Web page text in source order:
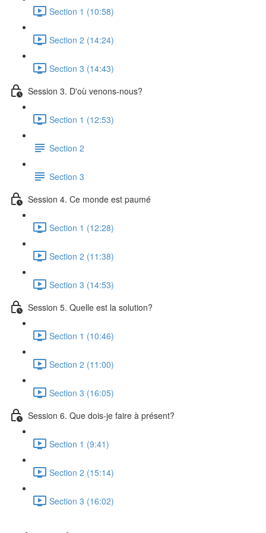
Section 1 (10:58)
Section 2 (14:24)
Section 3 (14:43)
Session 3. D'où venons-nous?
Section 1 (12:53)
Section 2
Section 3
Session 4. Ce monde est paumé
Section 1 (12:28)
Section 2 (11:38)
Section 3 (14:53)
Session 5. Quelle est la solution?
Section 1 (10:46)
Section 2 (11:00)
Section 3 (16:05)
Session 6. Que dois-je faire à présent?
Section 1 (9:41)
Section 2 (15:14)
Section 3 (16:02)